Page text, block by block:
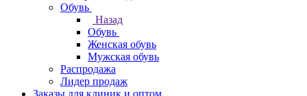
Обувь
Назад
Обувь
Женская обувь
Мужская обувь
Распродажа
Лидер продаж
Заказы для клиник и оптом